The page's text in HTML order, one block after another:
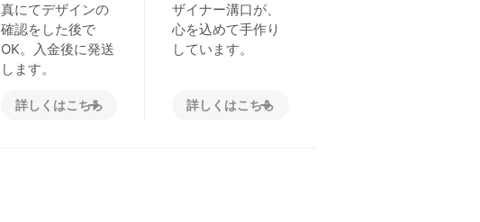
真にてデザインの
確認をした後で
OK。入金後に発送
します。
詳しくはこちら
ザイナー溝口が、
心を込めて手作り
しています。
詳しくはこちら